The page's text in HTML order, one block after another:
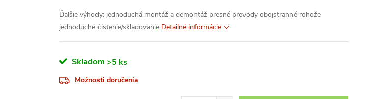
Ďalšie výhody: jednoduchá montáž a demontáž presné prevody obojstranné rohože
jednoduché čistenie/skladovanie Detailné informácie
Skladom >5 ks
Možnosti doručenia